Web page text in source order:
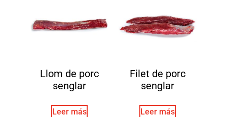
Llom de porc
senglar
Leer más
Filet de porc
senglar
Leer más